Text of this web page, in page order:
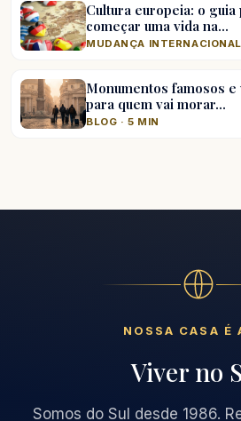
Cultura europeia: o guia
começar uma vida na…
MUDANÇA
Monumentos famosos
para quem vai morar…
BLOG · 5 MIN
NOSSA CASA É
Viver no
Somos do Sul desde 1986.